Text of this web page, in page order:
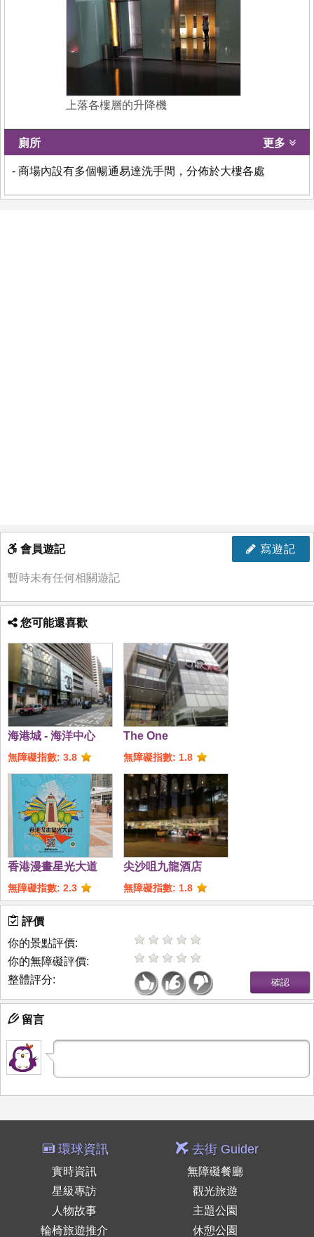
上落各樓層的升降機
廁所 更多
- 商場內設有多個暢通易達洗手間，分佈於大樓各處
寫遊記
會員遊記
暫時未有任何相關遊記
您可能還喜歡
海港城 - 海洋中心
無障礙指數: 3.8
The One
無障礙指數: 1.8
香港漫畫星光大道
無障礙指數: 2.3
尖沙咀九龍酒店
無障礙指數: 1.8
評價
你的景點評價:
你的無障礙評價:
整體評分:
留言
環球資訊
實時資訊
星級專訪
人物故事
輪椅旅遊推介
去街 Guider
無障礙餐廳
觀光旅遊
主題公園
休憩公園